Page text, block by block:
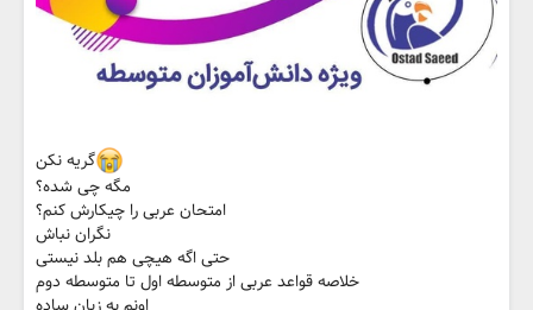
گریه نکن
مگه چی شده؟
امتحان عربی را چیکارش کنم؟
نگران نباش
حتی اگه هیچی هم بلد نیستی
خلاصه قواعد عربی از متوسطه اول تا متوسطه دوم